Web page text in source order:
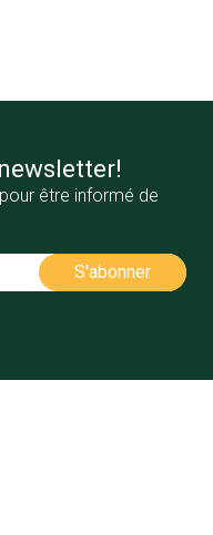
être informé de